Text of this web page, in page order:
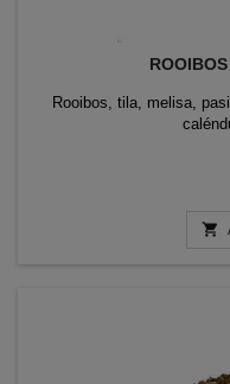
Rooibos, tila, melisa,
